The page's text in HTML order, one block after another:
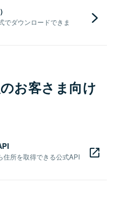
でダウンロードできま
お客さま向け
住所を取得できる公式API